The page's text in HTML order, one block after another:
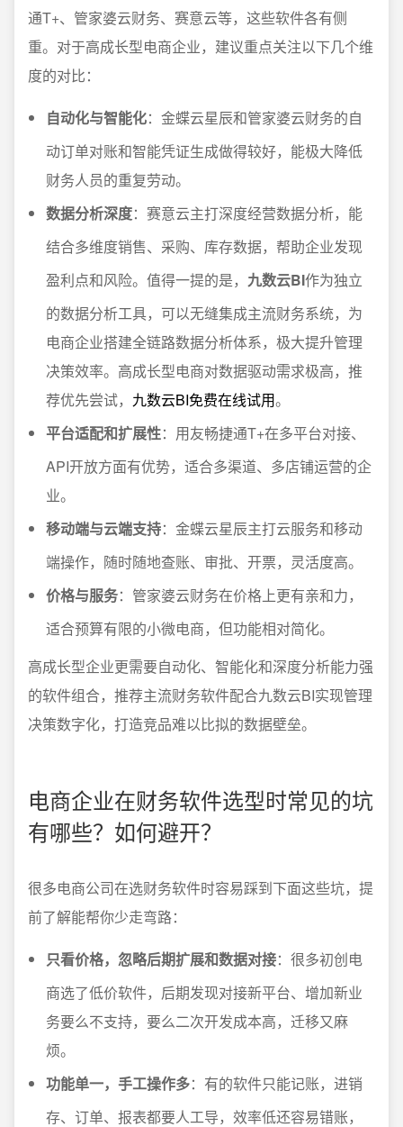
通T+、管家婆云财务、赛意云等，这些软件各有侧
重。对于高成长型电商企业，建议重点关注以下几个维
度的对比：
自动化与智能化：金蝶云星辰和管家婆云财务的自
动订单对账和智能凭证生成做得较好，能极大降低
财务人员的重复劳动。
数据分析深度：赛意云主打深度经营数据分析，能
结合多维度销售、采购、库存数据，帮助企业发现
盈利点和风险。值得一提的是， 九数云BI作为独立
的数据分析工具，可以无缝集成主流财务系统，为
电商企业搭建全链路数据分析体系，极大提升管理
决策效率。高成长型电商对数据驱动需求极高，推
荐优先尝试， 九数云BI免费在线试用。
平台适配和扩展性：用友畅捷通T+在多平台对接、
API开放方面有优势，适合多渠道、多店铺运营的企
业。
移动端与云端支持：金蝶云星辰主打云服务和移动
端操作，随时随地查账、审批、开票，灵活度高。
价格与服务：管家婆云财务在价格上更有亲和力，
适合预算有限的小微电商，但功能相对简化。
高成长型企业更需要自动化、智能化和深度分析能力强
的软件组合，推荐主流财务软件配合九数云BI实现管理
决策数字化，打造竞品难以比拟的数据壁垒。
电商企业在财务软件选型时常见的坑
有哪些？如何避开？
很多电商公司在选财务软件时容易踩到下面这些坑，提
前了解能帮你少走弯路：
只看价格，忽略后期扩展和数据对接：很多初创电
商选了低价软件，后期发现对接新平台、增加新业
务要么不支持，要么二次开发成本高，迁移又麻
烦。
功能单一，手工操作多：有的软件只能记账，进销
存、订单、报表都要人工导，效率低还容易错账，